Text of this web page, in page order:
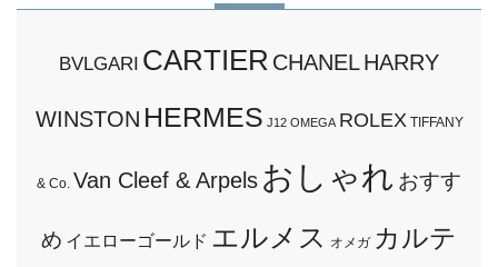
BVLGARI CARTIER CHANELHARRY
WINSTON HERMES J12 OMEGA ROLEX TIFFANY
& Co. Van Cleef & Arpels おしゃれ おすす
め イエローゴールド エルメス オメガ カルテ